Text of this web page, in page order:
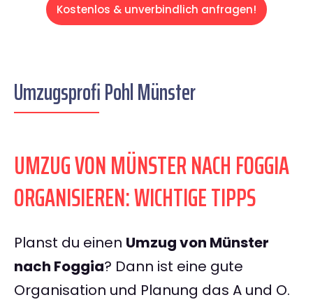
Kostenlos & unverbindlich anfragen!
Umzugsprofi Pohl Münster
UMZUG VON MÜNSTER NACH FOGGIA
ORGANISIEREN: WICHTIGE TIPPS
Planst du einen Umzug von Münster
nach Foggia? Dann ist eine gute
Organisation und Planung das A und O.